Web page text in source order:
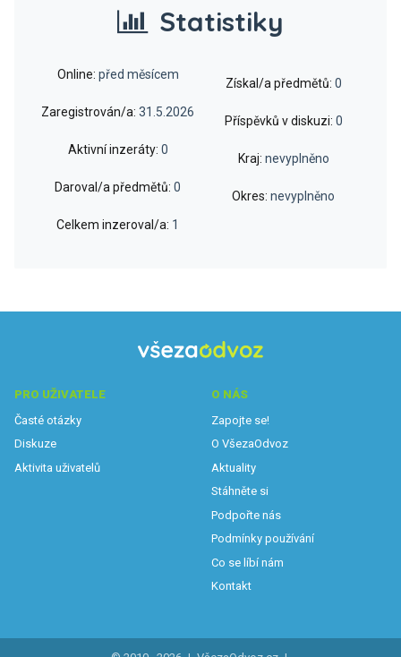
Statistiky
Online: před měsícem
Zaregistrován/a: 31.5.2026
Aktivní inzeráty: 0
Daroval/a předmětů: 0
Celkem inzeroval/a: 1
Získal/a předmětů: 0
Příspěvků v diskuzi: 0
Kraj: nevyplněno
Okres: nevyplněno
PRO UŽIVATELE
Časté otázky
Diskuze
Aktivita uživatelů
O NÁS
Zapojte se!
O VšezaOdvoz
Aktuality
Stáhněte si
Podpořte nás
Podmínky používání
Co se líbí nám
Kontakt